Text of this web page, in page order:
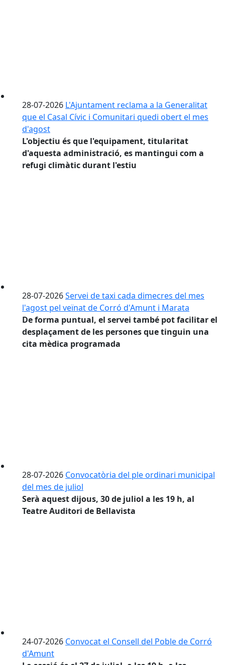
28-07-2026 L'Ajuntament reclama a la Generalitat
que el Casal Cívic i Comunitari quedi obert el mes
d'agost
L'objectiu és que l'equipament, titularitat
d'aquesta administració, es mantingui com a
refugi climàtic durant l'estiu
28-07-2026Servei de taxi cada dimecres del mes
l'agost pel veïnat de Corró d'Amunt i Marata
De forma puntual, el servei també pot facilitar el
desplaçament de les persones que tinguin una
cita mèdica programada
28-07-2026 Convocatòria del ple ordinari municipal
del mes de juliol
Serà aquest dijous, 30 de juliol a les 19 h, al
Teatre Auditori de Bellavista
24-07-2026 Convocat el Consell del Poble de Corró
d'Amunt